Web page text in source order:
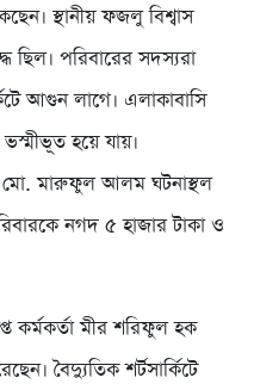
স্থানীয় ফজলু বিশ্বাস
ছিল। পরিবারের সদস্যরা
আগুন লাগে। এলাকাবাসি
হয়ে যায়।
মো. মারুফুল আলম ঘটনাস্থল
নগদ ৫ হাজার টাকা ও
কর্মকর্তা মীর শরিফুল হক
বৈদ্যুতিক শর্টসার্কিটে